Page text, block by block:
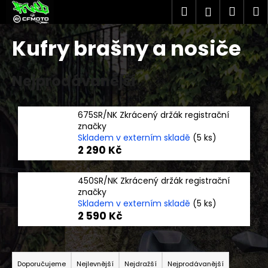
Přejít
obsah
Hledat
košík
Kufry brašny a nosiče
Nejprodávanější
675SR/NK Zkrácený držák registrační
značky
Skladem v externím skladě (5 ks)
2 290 Kč
450SR/NK Zkrácený držák registrační
značky
Skladem v externím skladě (5 ks)
2 590 Kč
Ř
Doporučujeme Nejlevnější Nejdražší Nejprodávanější
o
š
k
Zpět
Zpět
C
o
p
o
t
e
b
j
e
e